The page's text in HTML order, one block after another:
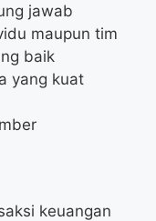
jawab
maupun tim
baik
yang kuat
keuangan